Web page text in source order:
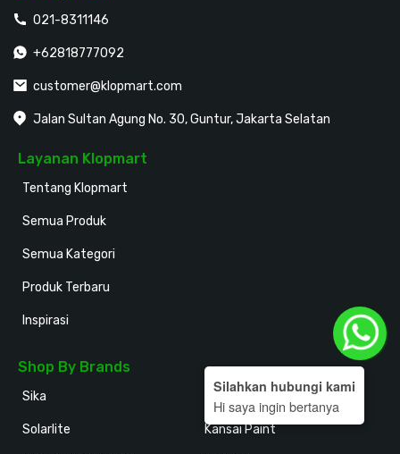
021-8311146
+62818777092
customer@klopmart.com
Jalan Sultan Agung No. 30, Guntur, Jakarta Selatan
Layanan Klopmart
Tentang Klopmart
Semua Produk
Semua Kategori
Produk Terbaru
Inspirasi
Shop By Brands
Sika
Solarlite
Holodeck
Kansai Paint
Silahkan hubungi kami
Hi saya ingin bertanya